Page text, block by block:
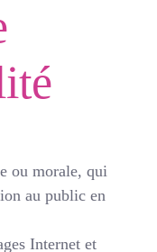
ou morale, qui
au public en
Internet et